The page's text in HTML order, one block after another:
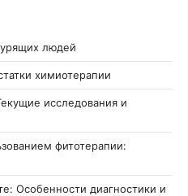
людей
химиотерапии
исследования и
фитотерапии:
Особенности диагностики и